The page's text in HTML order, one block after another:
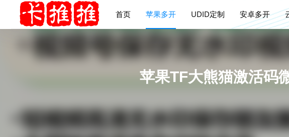
首页 苹果多开 UDID定制 安卓多开
苹果TF大熊猫激活码